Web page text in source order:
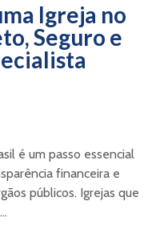
Igreja no
Seguro e
é um passo essencial
financeira e
públicos. Igrejas que